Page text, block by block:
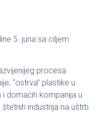
5. juna sa ciljem
procesa
“ostrva” plastike u
domaćih kompanija u
industrija na uštrb